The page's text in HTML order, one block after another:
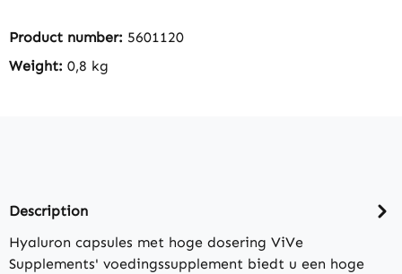
Product number: 5601120
Weight: 0,8 kg
Description
Hyaluron capsules met hoge dosering ViVe
Supplements' voedingssupplement biedt u een hoge